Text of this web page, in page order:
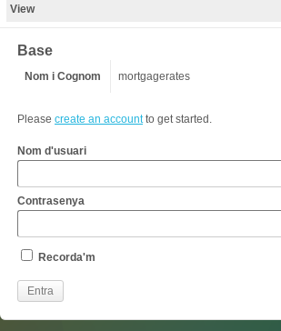
View
Base
Nom i Cognom mortgagerates
Please create an accountto get started.
Nom d'usuari
Contrasenya
Recorda'm